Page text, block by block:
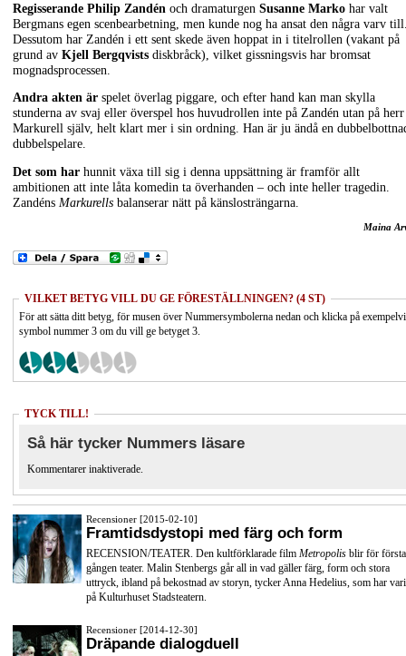
Regisserande Philip Zandén och dramaturgen Susanne Marko har valt
Bergmans egen scenbearbetning, men kunde nog ha ansat den några varv
Dessutom har Zandén i ett sent skede även hoppat in i titelrollen (vakant på
grund av Kjell Bergqvists diskbråck), vilket gissningsvis har bromsat
mognadsprocessen.
Andra akten är spelet överlag piggare, och efter hand kan man skylla
stunderna av svaj eller överspel hos huvudrollen inte på Zandén utan på herr
Markurell själv, helt klart mer i sin ordning. Han är ju ändå en
dubbelspelare.
Det som har hunnit växa till sig i denna uppsättning är framför allt
ambitionen att inte låta komedin ta överhanden – och inte heller tragedin.
Zandéns Markurells balanserar nätt på känslosträngarna.
Maina
VILKET BETYG VILL DU GE FÖRESTÄLLNINGEN? (4 ST)
För att sätta ditt betyg, för musen över Nummersymbolerna nedan och klicka på
symbol nummer 3 om du vill ge betyget 3.
TYCK TILL!
Så här tycker Nummers läsare
Kommentarer inaktiverade.
Recensioner [2015-02-10]
Framtidsdystopi med färg och form
RECENSION/TEATER. Den kultförklarade film Metropolis blir för första
gången teater. Malin Stenbergs går all in vad gäller färg, form och stora
uttryck, ibland på bekostnad av storyn, tycker Anna Hedelius, som har
på Kulturhuset Stadsteatern.
Recensioner [2014-12-30]
Dräpande dialogduell